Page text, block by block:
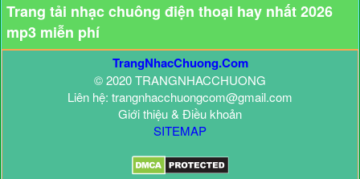
Trang tải nhạc chuông điện thoại hay nhất 2026
mp3 miễn phí
TrangNhacChuong.Com
© 2020 TRANGNHACCHUONG
Liên hệ: trangnhacchuongcom@gmail.com
Giới thiệu & Điều khoản
SITEMAP